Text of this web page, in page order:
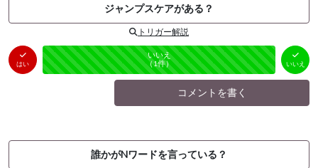
ジャンプスケアがある？
トリガー解説
はい
はい
（0件）
未投票
いいえ
（1件） いいえ
コメントを書く
誰かがNワードを言っている？